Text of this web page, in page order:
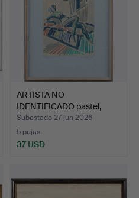
ARTISTA NO
IDENTIFICADO pastel,
firmado -5…
Subastado 27 jun 2026
5 pujas
37 USD